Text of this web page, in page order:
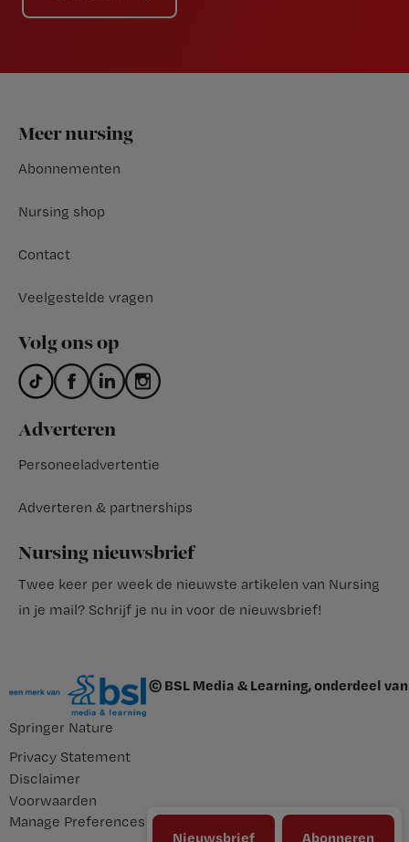
Nieuwsbrief Abonneren
Footer
Meer nursing
Abonnementen
Nursing shop
Contact
Veelgestelde vragen
Volg ons op
Adverteren
Personeeladvertentie
Adverteren & partnerships
Nursing nieuwsbrief
Twee keer per week de nieuwste artikelen van Nursing
in je mail? Schrijf je nu in voor de nieuwsbrief!
© BSL Media & Learning, onderdeel van
Springer Nature
Privacy Statement
Disclaimer
Voorwaarden
Manage Preferences